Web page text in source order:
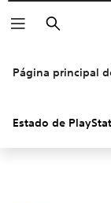
Buscar
Página principal
Estado de